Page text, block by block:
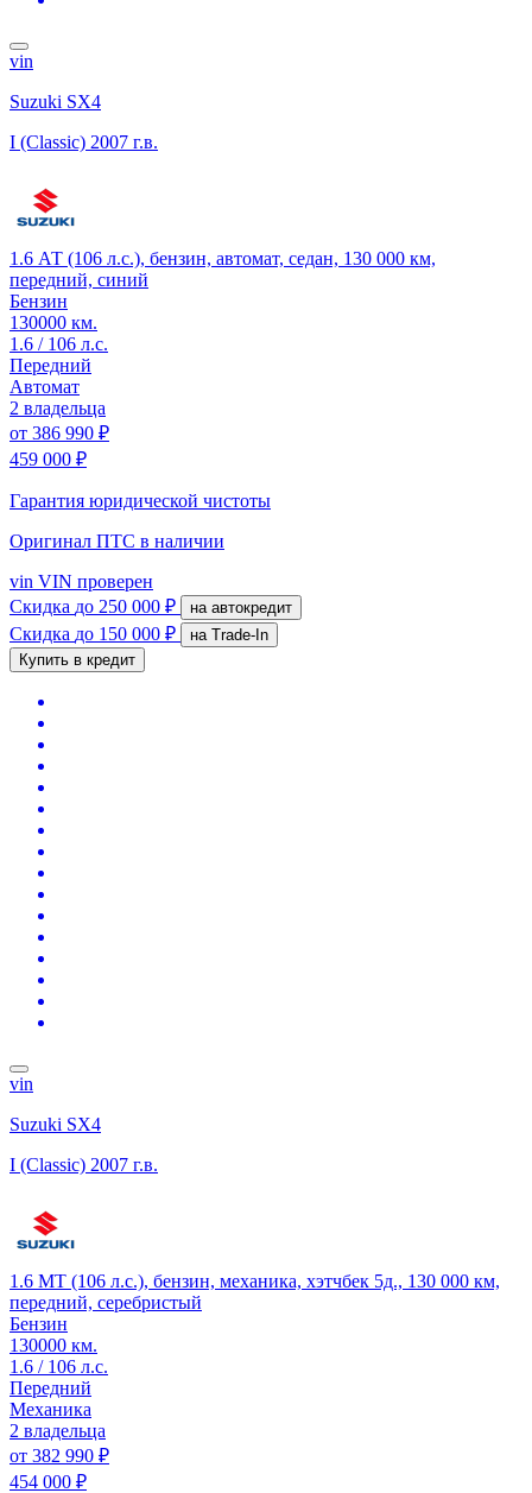
vin
Suzuki SX4
I (Classic) 2007 г.в.
1.6 АТ (106 л.с.), бензин, автомат, седан, 130 000 км,
передний, синий
Бензин
130000 км.
1.6 / 106 л.с.
Передний
Автомат
2 владельца
от 386 990 ₽
459 000 ₽
Гарантия юридической чистоты
Оригинал ПТС в наличии
vin VIN проверен
Скидка до 250 000 ₽ на автокредит
Скидка до 150 000 ₽
на Trade-In
Купить в кредит
vin
Suzuki SX4
I (Classic) 2007 г.в.
1.6 MT (106 л.с.), бензин, механика, хэтчбек 5д., 130 000 км,
передний, серебристый
Бензин
130000 км.
1.6 / 106 л.с.
Передний
Механика
2 владельца
от 382 990 ₽
454 000 ₽